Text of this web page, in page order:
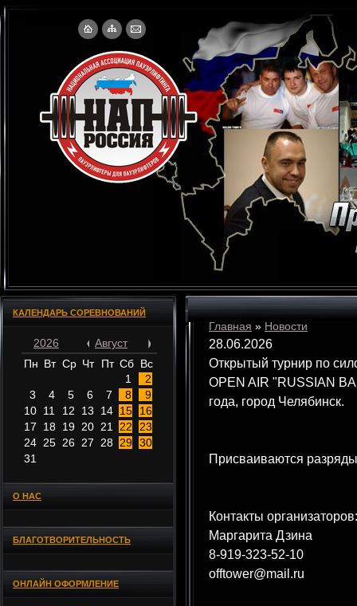
КАЛЕНДАРЬ СОРЕВНОВАНИЙ
2026
Август
Пн Вт Ср Чт Пт Сб Вс
1
2
3
4 5 6 7 8
9
10 11 12 13 14 15
16
17
18 19 20 21 22
23
24 25 26 27 28 29 30
31
О НАС
БЛАГОТВОРИТЕЛЬНОСТЬ
ОНЛАЙН ОФОРМЛЕНИЕ
Главная » Новости
28.06.2026
Открытый турнир по
OPEN AIR "RUSSIAN
года, город Челябинск.
Присваиваются
Контакты организаторов:
Маргарита Дзина
8-919-323-52-10
offtower@mail.ru